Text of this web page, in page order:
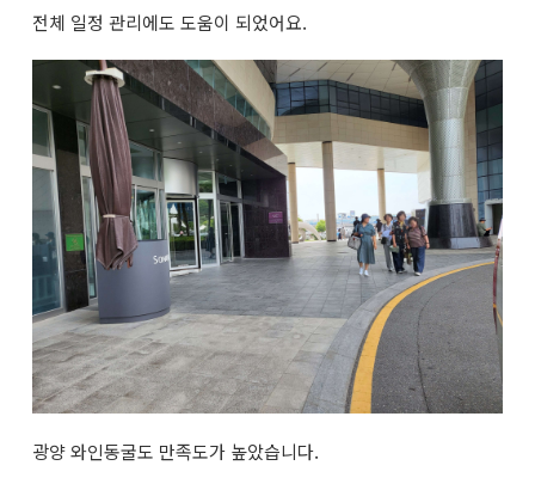
전체 일정 관리에도 도움이 되었어요.
광양 와인동굴도 만족도가 높았습니다.